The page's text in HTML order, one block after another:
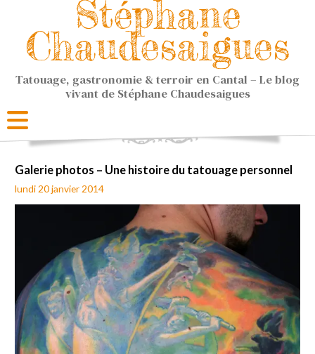
Stéphane
Chaudesaigues
Tatouage, gastronomie & terroir en Cantal – Le blog
vivant de Stéphane Chaudesaigues
Galerie photos – Une histoire du tatouage personnel
lundi 20 janvier 2014